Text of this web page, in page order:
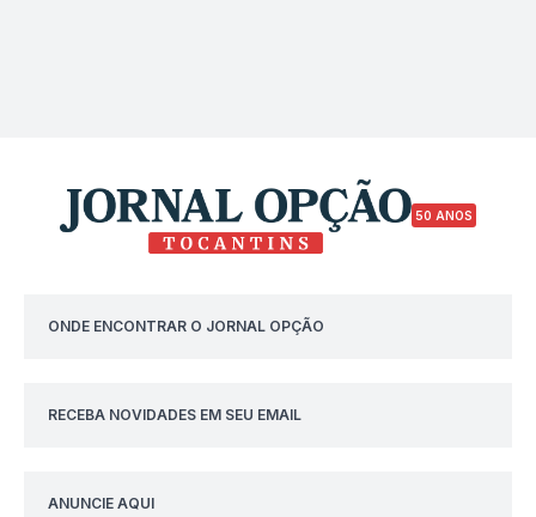
50 ANOS
ONDE ENCONTRAR O JORNAL OPÇÃO
RECEBA NOVIDADES EM SEU EMAIL
ANUNCIE AQUI